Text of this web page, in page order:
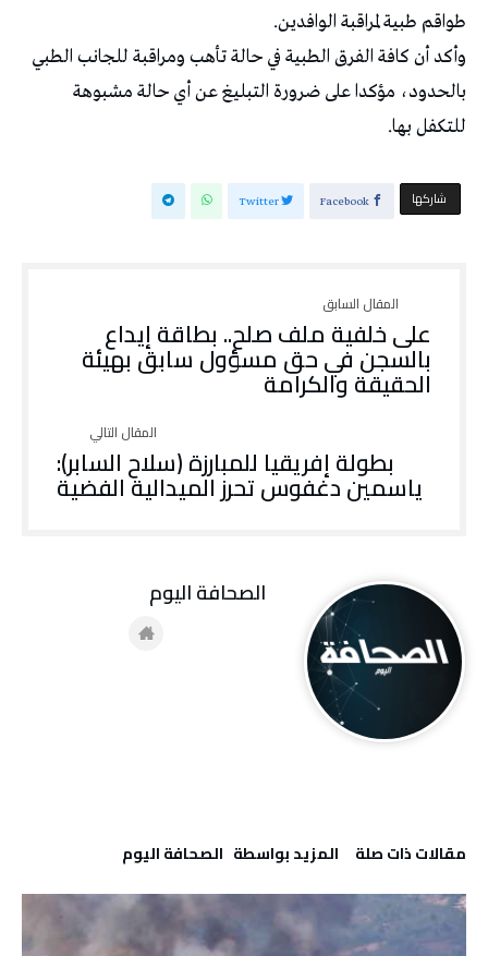
طواقم طبية لمراقبة الوافدين.
وأكد أن كافة الفرق الطبية في حالة تأهب ومراقبة للجانب الطبي
بالحدود، مؤكدا على ضرورة التبليغ عن أي حالة مشبوهة
للتكفل بها.
‫‫ شاركها‬ Facebook
Twitter
على خلفية ملف صلح.. بطاقة إيداع
بالسجن في حق مسؤول سابق بهيئة
الحقيقة والكرامة
بطولة إفريقيا للمبارزة (سلاح السابر):
ياسمين دغفوس تحرز الميدالية الفضية
‫مقالات ذات صلة‬ ‫‫المزيد بواسطة‬ ‬ ‭ ‬الصحافة‭ ‬اليوم